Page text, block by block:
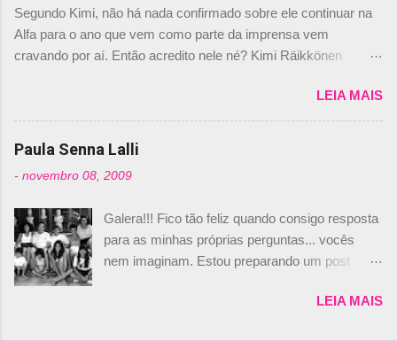
não será o companheiro de Bruno Senna em
2010. "Na verdade, nós recebemos uma oferta
de Piquet", admitiu Audetto. “Mas depois de ter
dois brasileiros”, explicou, dizendo ainda que
não tem nada contra o filho do tricampeão
Nelson Piquet. “Ele é um bom piloto, rápido e
experiente.” Audetto disse ainda que a suposta
não corresponde à realidade. “O suposto 15%
de investimento seria menor do que aquilo que
outros pilotos podem trazer: italianos, r...
Segundo Kimi, não há nada confirmado sobre ele continuar na
Alfa para o ano que vem como parte da imprensa vem
cravando por aí. Então acredito nele né? Kimi Räikkönen
truth but I’ve never had an option in my contract so that’s
should, pretty much, tell you that it’s not true." #Kimi7 #EifelGP
#AlfaRomeoRacing pic.twitter.com/77EDVn39Ia — Kimi
Romain falando sobre o fato do Iceman estar há tantos anos na
@RGrosjean ! #EifelGP 🇩🇪 #F1
pic.twitter.com/GSAu1LWnwW — Formula 1 (@F1) October 8,
2020 Beijinhos, Ludy
LEIA MAIS
Paula Senna Lalli
- novembro 08, 2009
Galera!!! Fico tão feliz quando consigo resposta
para as minhas próprias perguntas... vocês
nem imaginam. Estou preparando um post
nunca falei sobre ela, aqui no Octeto. No meio
LEIA MAIS